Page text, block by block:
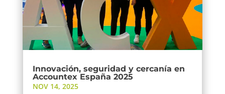
Innovación, seguridad y cercanía en
Accountex España 2025
NOV 14, 2025